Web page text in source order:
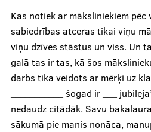
Recenzijas
Notikumi
Par mums
Kas notiek ar māksliniekiem pēc
sabiedrības atceras tikai viņu
viņu dzīves stāstus un viss. Un
galā tas ir tas, kā šos
darbs tika veidots ar mērķi uz
___________ šogad ir ___
nedaudz citādāk. Savu
sākumā pie manis nonāca,